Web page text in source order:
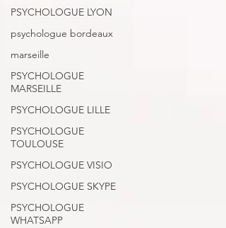
PSYCHOLOGUE LYON
psychologue bordeaux
marseille
PSYCHOLOGUE
MARSEILLE
PSYCHOLOGUE LILLE
PSYCHOLOGUE
TOULOUSE
PSYCHOLOGUE VISIO
PSYCHOLOGUE SKYPE
PSYCHOLOGUE
WHATSAPP